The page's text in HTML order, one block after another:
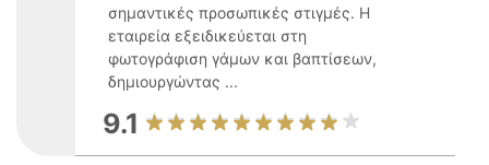
σημαντικές προσωπικές στιγμές. Η
εταιρεία εξειδικεύεται στη
φωτογράφιση γάμων και βαπτίσεων,
δημιουργώντας ...
9.1